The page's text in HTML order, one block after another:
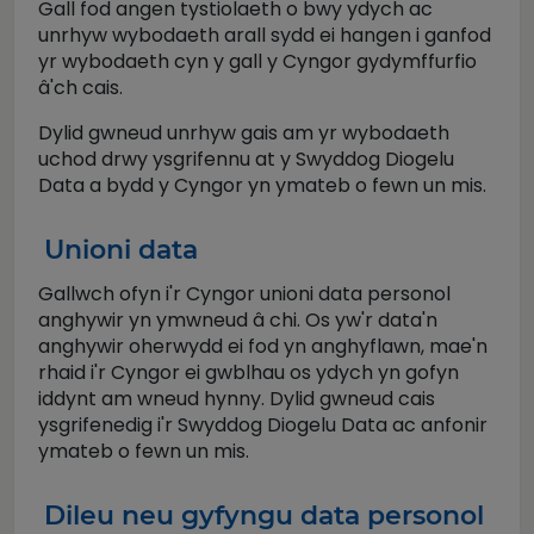
Gall fod angen tystiolaeth o bwy ydych ac
unrhyw wybodaeth arall sydd ei hangen i ganfod
yr wybodaeth cyn y gall y Cyngor gydymffurfio
â'ch cais.
Dylid gwneud unrhyw gais am yr wybodaeth
uchod drwy ysgrifennu at y Swyddog Diogelu
Data a bydd y Cyngor yn ymateb o fewn un mis.
Unioni data
Gallwch ofyn i'r Cyngor unioni data personol
anghywir yn ymwneud â chi. Os yw'r data'n
anghywir oherwydd ei fod yn anghyflawn, mae'n
rhaid i'r Cyngor ei gwblhau os ydych yn gofyn
iddynt am wneud hynny. Dylid gwneud cais
ysgrifenedig i'r Swyddog Diogelu Data ac anfonir
ymateb o fewn un mis.
Dileu neu gyfyngu data personol